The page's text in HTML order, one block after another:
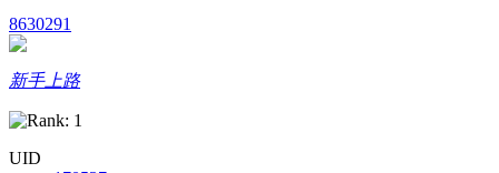
8630291
新手上路
UID